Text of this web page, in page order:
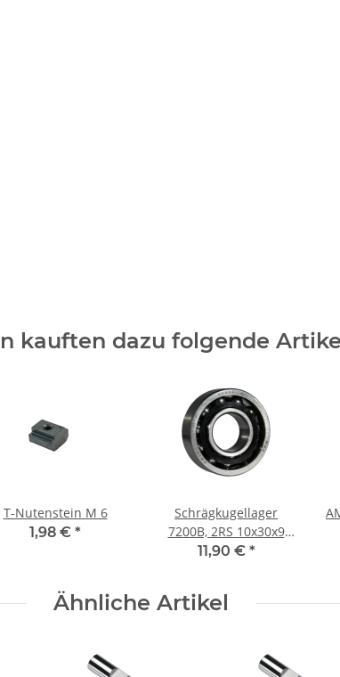
kauften dazu folgende
T-Nutenstein M 6
1,98 € *
Schrägkugellager
7200B, 2RS 10x30x9
mm
11,90 € *
Ähnliche Artikel